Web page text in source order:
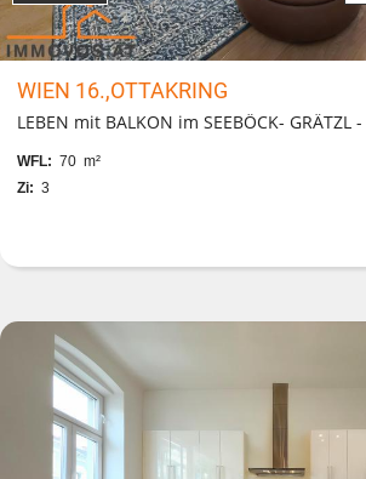
WIEN 16.,OTTAKRING
LEBEN mit BALKON im SEEBÖCK- GRÄTZL -
WFL: 70 m²
Zi: 3